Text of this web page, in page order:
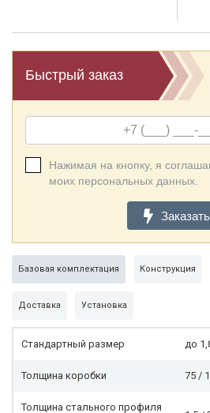
Быстрый заказ
Нажимая на кнопку, я
моих персональных данных.
Заказать
Базовая комплектация Конструкция
Доставка Установка
Стандартный размер до
Толщина коробки 75 /
Толщина стального профиля